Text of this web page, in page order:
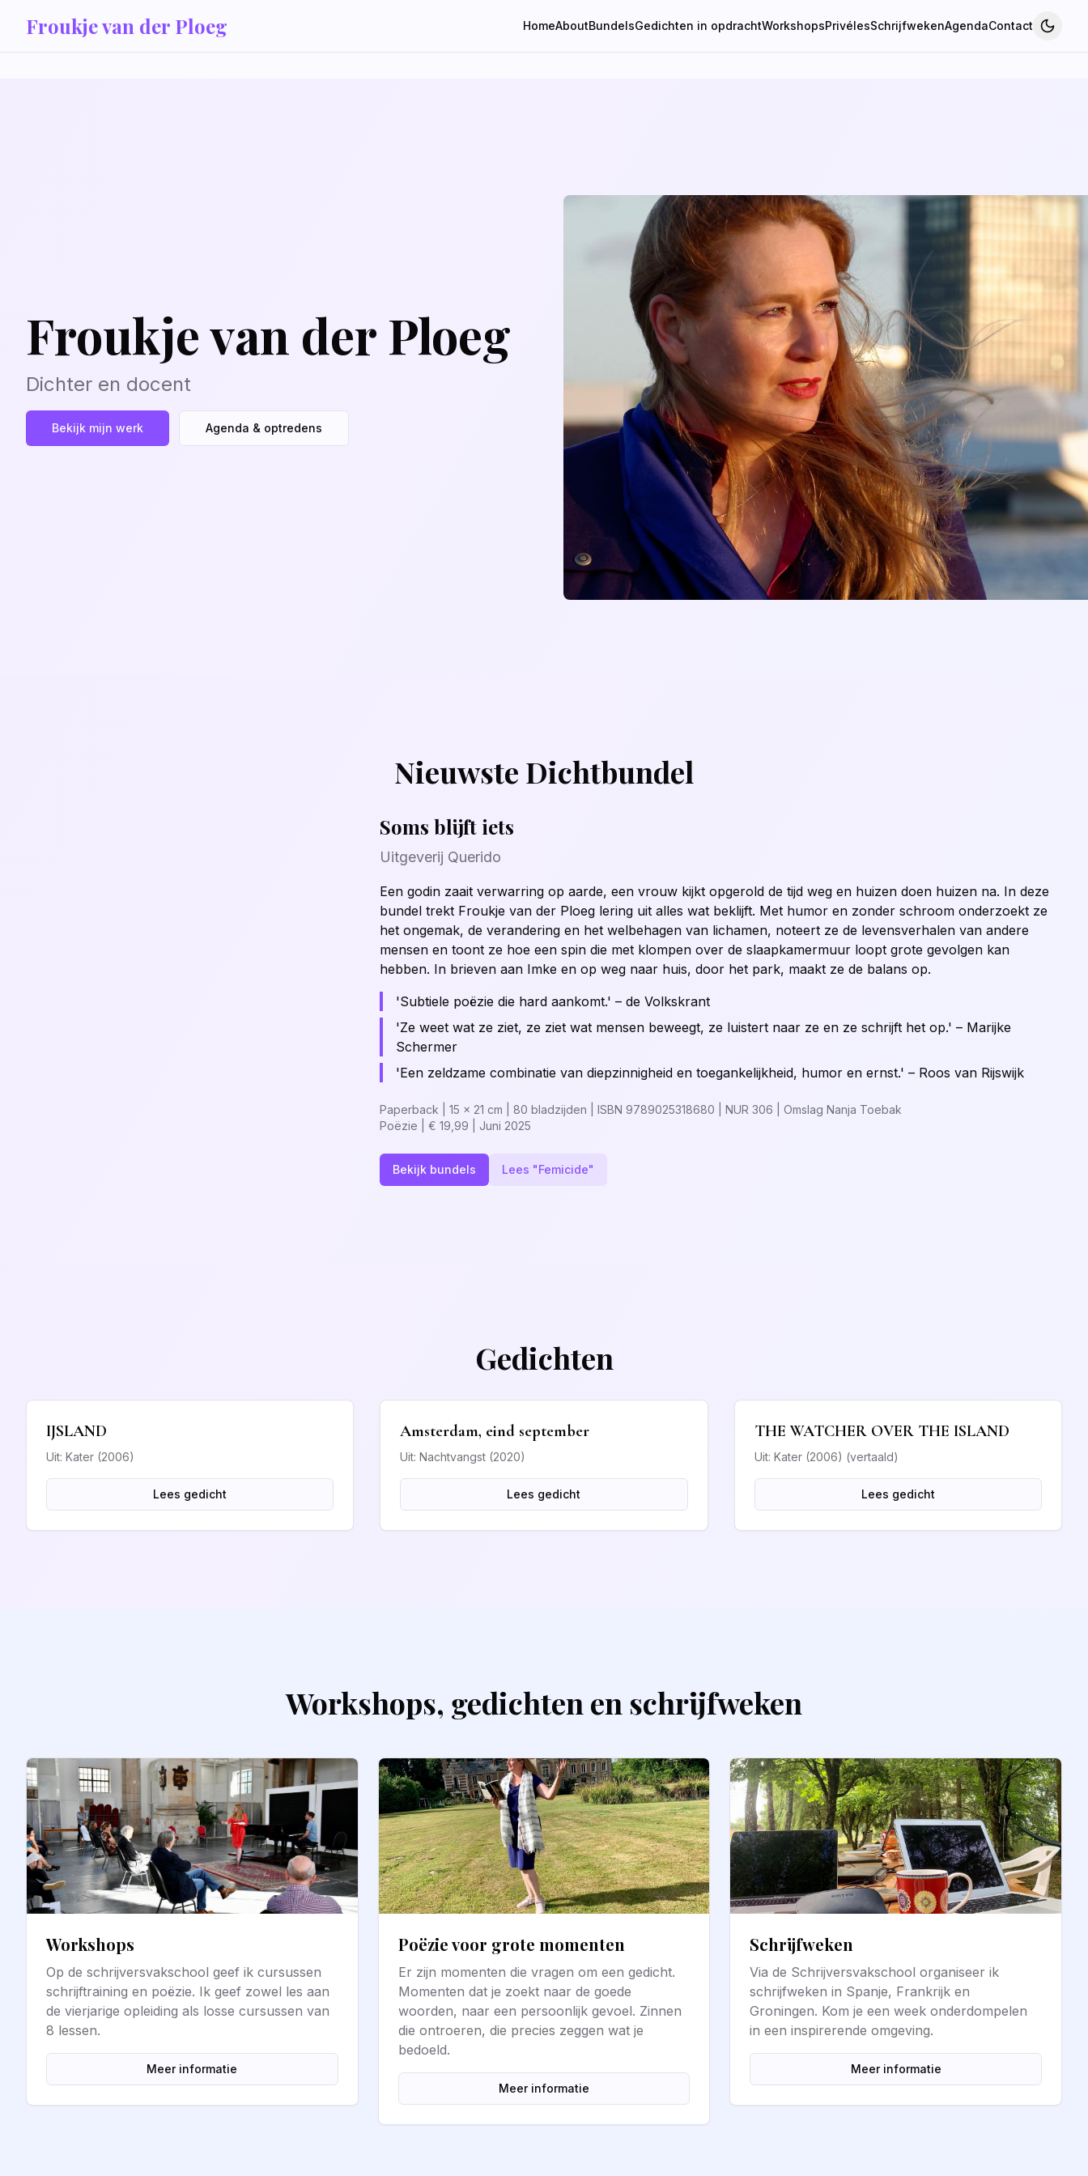
Froukje van der Ploeg HomeAboutBundelsGedichten in opdrachtWorkshopsPrivélesSchrijfwekenAgendaContact
Froukje van der Ploeg
Dichter en docent
Bekijk mijn werk Agenda & optredens
Nieuwste Dichtbundel
Soms blijft iets
Uitgeverij Querido
Een godin zaait verwarring op aarde, een vrouw kijkt opgerold de tijd weg en huizen doen huizen na. In deze
bundel trekt Froukje van der Ploeg lering uit alles wat beklijft. Met humor en zonder schroom onderzoekt ze
het ongemak, de verandering en het welbehagen van lichamen, noteert ze de levensverhalen van andere
mensen en toont ze hoe een spin die met klompen over de slaapkamermuur loopt grote gevolgen kan
hebben. In brieven aan Imke en op weg naar huis, door het park, maakt ze de balans op.
'Subtiele poëzie die hard aankomt.' – de Volkskrant
'Ze weet wat ze ziet, ze ziet wat mensen beweegt, ze luistert naar ze en ze schrijft het op.' – Marijke
Schermer
'Een zeldzame combinatie van diepzinnigheid en toegankelijkheid, humor en ernst.' – Roos van Rijswijk
Paperback | 15 x 21 cm | 80 bladzijden | ISBN 9789025318680 | NUR 306 | Omslag Nanja Toebak
Poëzie | € 19,99 | Juni 2025
Bekijk bundels Lees "Femicide"
Gedichten
IJSLAND
Uit: Kater (2006)
Lees gedicht
Amsterdam, eind september
Uit: Nachtvangst (2020)
Lees gedicht
THE WATCHER OVER THE ISLAND
Uit: Kater (2006) (vertaald)
Lees gedicht
Workshops, gedichten en schrijfweken
Workshops
Op de schrijversvakschool geef ik cursussen
schrijftraining en poëzie. Ik geef zowel les aan
de vierjarige opleiding als losse cursussen van
8 lessen.
Meer informatie
Poëzie voor grote momenten
Er zijn momenten die vragen om een gedicht.
Momenten dat je zoekt naar de goede
woorden, naar een persoonlijk gevoel. Zinnen
die ontroeren, die precies zeggen wat je
bedoeld.
Meer informatie
Schrijfweken
Via de Schrijversvakschool organiseer ik
schrijfweken in Spanje, Frankrijk en
Groningen. Kom je een week onderdompelen
in een inspirerende omgeving.
Meer informatie